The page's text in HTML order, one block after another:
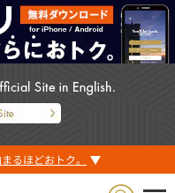
るほどおトク。